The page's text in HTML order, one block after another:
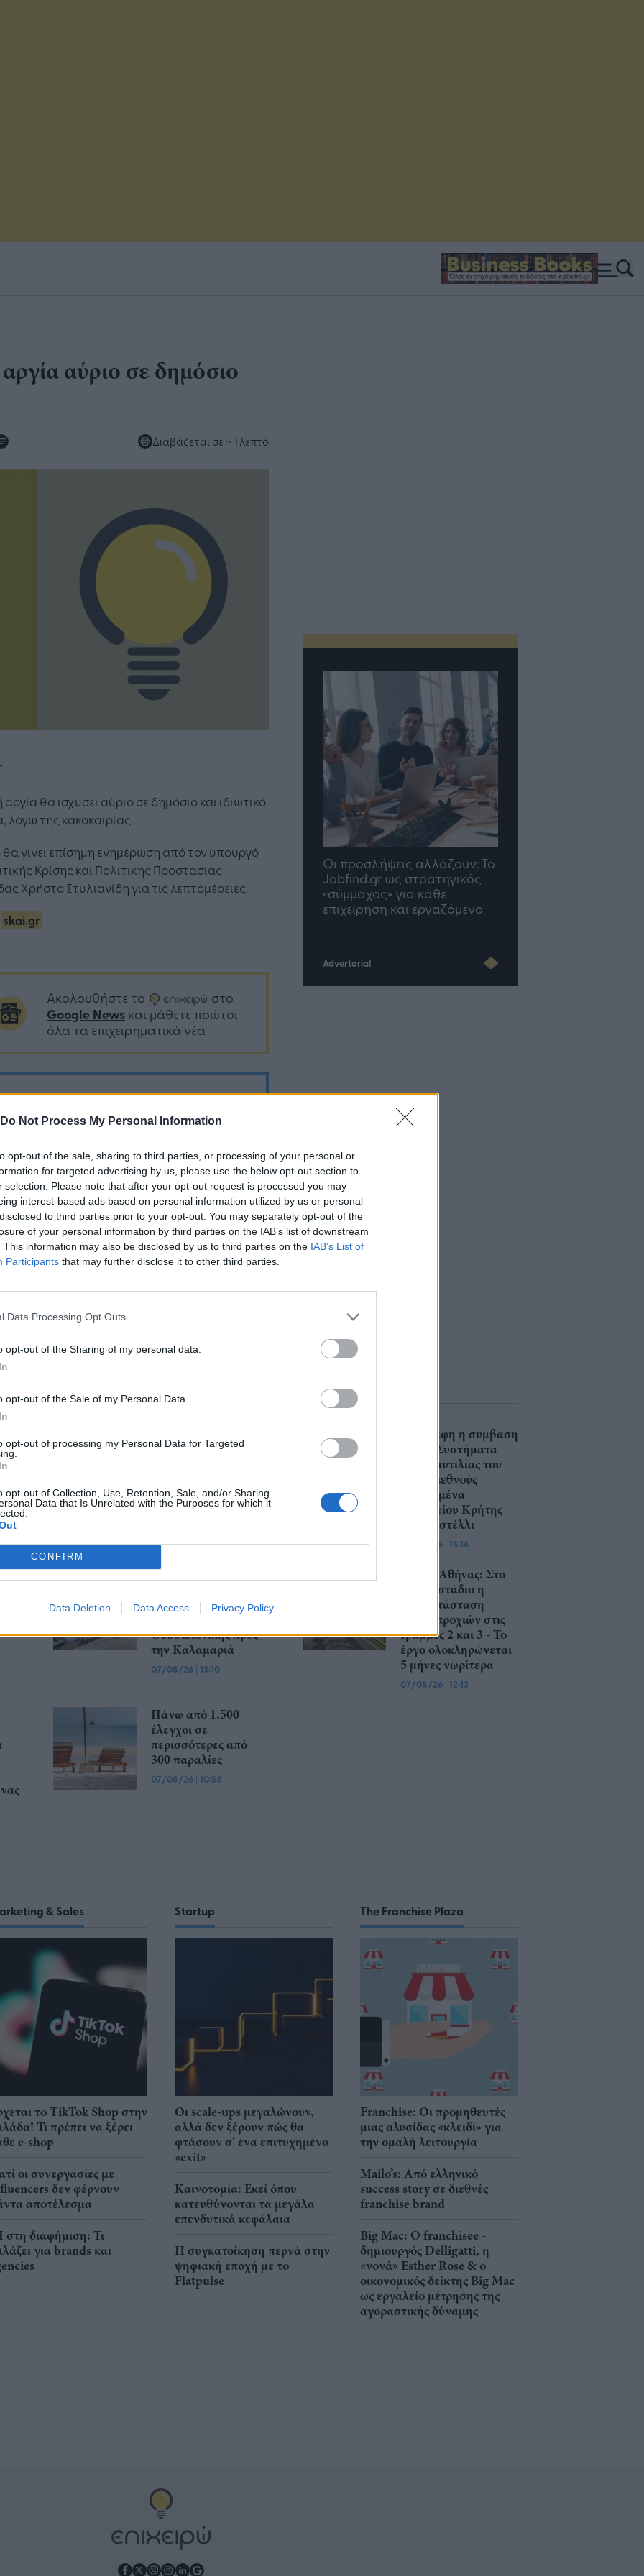
Do Not Process My Personal Information
opt-out of the sale, sharing to third parties, or processing of your personal or
for targeted advertising by us, please use the below opt-out section to
selection. Please note that after your opt-out request is processed you may
interest-based ads based on personal information utilized by us or personal
to third parties prior to your opt-out. You may separately opt-out of the
of your personal information by third parties on the IAB’s list of downstream
This information may also be disclosed by us to third parties on the IAB’s List of
Participants that may further disclose it to other third parties.
Data Processing Opt Outs
opt-out of the Sharing of my personal data.
opt-out of the Sale of my Personal Data.
opt-out of processing my Personal Data for Targeted
opt-out of Collection, Use, Retention, Sale, and/or Sharing
Data that Is Unrelated with the Purposes for which it
CONFIRM
Data Deletion Data Access Privacy Policy
αύριο σε δημόσιο
Διαβάζεται σε ~ 1 λεπτό
αργία θα ισχύσει αύριο σε δημόσιο και ιδιωτικό
λόγω της κακοκαιρίας.
θα γίνει επίσημη ενημέρωση από τον υπουργό
Κρίσης και Πολιτικής Προστασίας
Χρήστο Στυλιανίδη για τις λεπτομέρειες.
skai.gr
Ακολουθήστε το στο
Google News και μάθετε πρώτοι
όλα τα επιχειρηματικά νέα
Δείτε όλες τις τελευταίες
επιχειρηματικές
Ειδήσεις
από την
Ελλάδα και τον κόσμο στο
Η Τεχνητή Νοημοσύνη: το νέο
λειτουργικό σύστημα της
επιχείρησης
Οι προσλήψεις αλλάζουν: To
Jobfind.gr ως στρατηγικός
«σύμμαχος» για κάθε
επιχείρηση και εργαζόμενο
Advertorial
Πλαίσιο για τον
η νέα ΚΥΑ
Υπεγράφη η σύμβαση
για τα Συστήματα
Αεροναυτιλίας του
νέου Διεθνούς
Αερολιμένα
Ηρακλείου Κρήτης
στο Καστέλλι
07/08/26 | 15:16
Ξεκινούν τα
δρομολόγια της
επέκτασης του Μετρό
Θεσσαλονίκης προς
την Καλαμαριά
07/08/26 | 13:10
Μετρό Αθήνας: Στο
τελικό στάδιο η
αντικατάσταση
σιδηροτροχιών στις
Γραμμές 2 και 3 - Το
έργο ολοκληρώνεται
5 μήνες νωρίτερα
07/08/26 | 12:13
Πάνω από 1.500
έλεγχοι σε
περισσότερες από
300 παραλίες
07/08/26 | 10:58
& Sales
το TikTok Shop στην
Τι πρέπει να ξέρει
e-shop
οι συνεργασίες με
δεν φέρνουν
αποτέλεσμα
στη διαφήμιση: Τι
για brands και
Startup
Οι scale-ups μεγαλώνουν,
αλλά δεν ξέρουν πώς θα
φτάσουν σ' ένα επιτυχημένο
«exit»
Καινοτομία: Εκεί όπου
κατευθύνονται τα μεγάλα
επενδυτικά κεφάλαια
Η συγκατοίκηση περνά στην
ψηφιακή εποχή με το
Flatpulse
The Franchise Plaza
Franchise: Οι προμηθευτές
μιας αλυσίδας «κλειδί» για
την ομαλή λειτουργία
Mailo’s: Από ελληνικό
success story σε διεθνές
franchise brand
Big Mac: Ο franchisee -
δημιουργός Delligatti, η
«νονά» Esther Rose & ο
οικονομικός δείκτης Big Mac
ως εργαλείο μέτρησης της
αγοραστικής δύναμης